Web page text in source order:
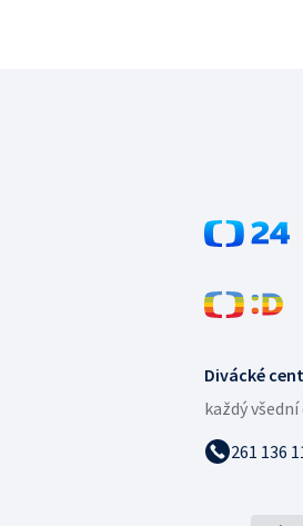
Divácké
každý všední
261 136